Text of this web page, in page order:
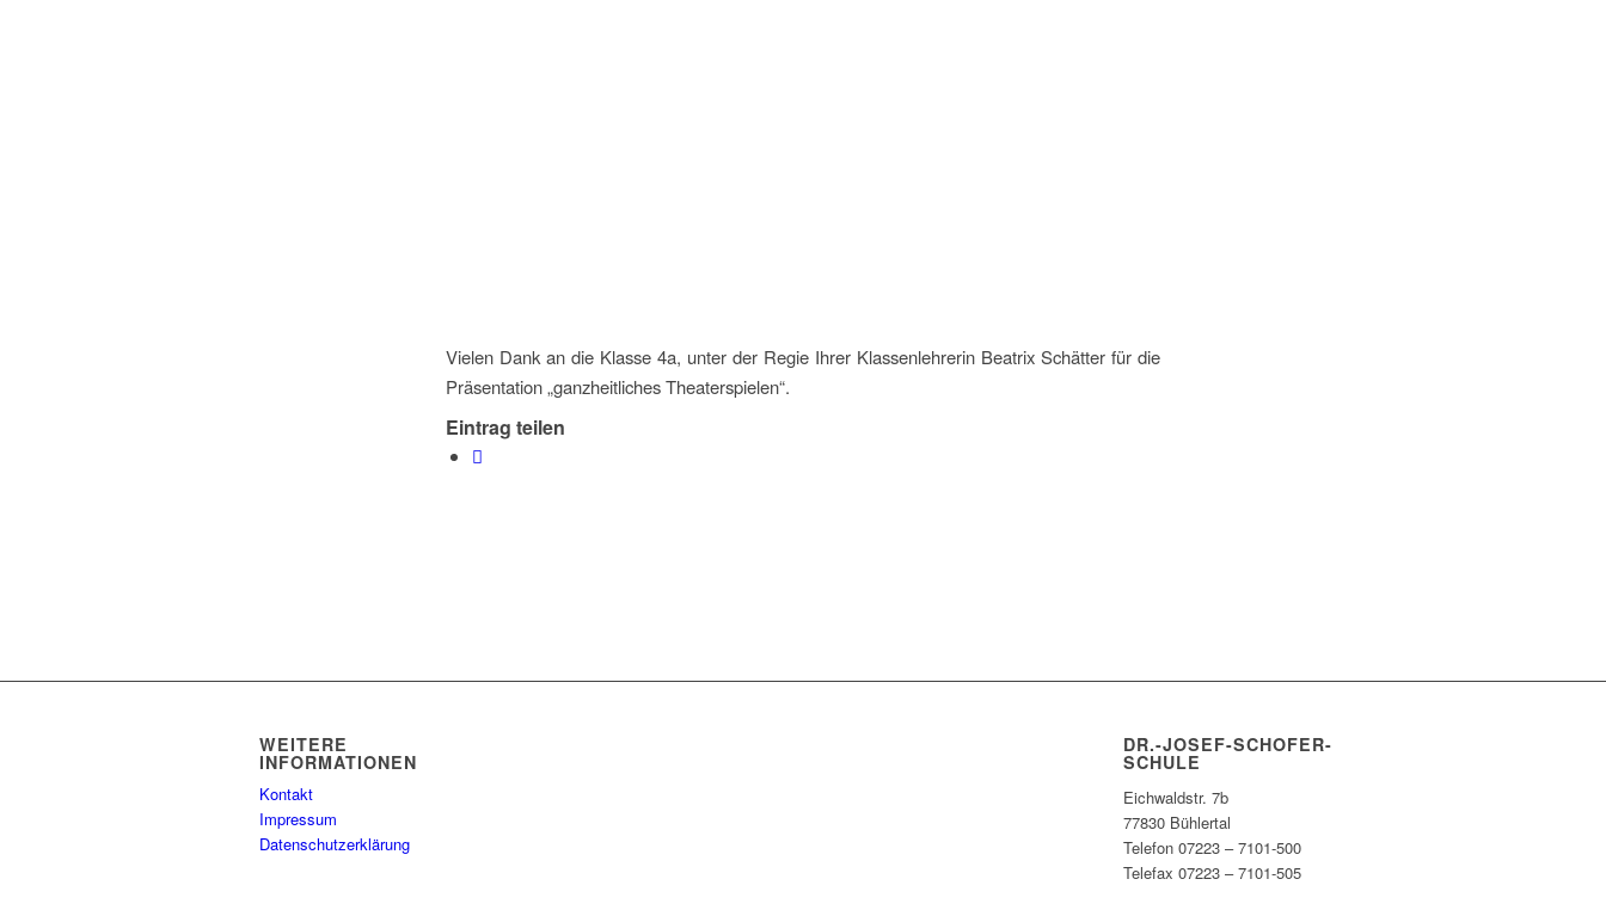
Vielen Dank an die Klasse 4a, unter der Regie Ihrer Klassenlehrerin Beatrix Schätter für die
Präsentation „ganzheitliches Theaterspielen“.
Eintrag teilen
WEITERE
INFORMATIONEN
Kontakt
Impressum
Datenschutzerklärung
DR.-JOSEF-SCHOFER-
SCHULE
Eichwaldstr. 7b
77830 Bühlertal
Telefon 07223 – 7101-500
Telefax 07223 – 7101-505